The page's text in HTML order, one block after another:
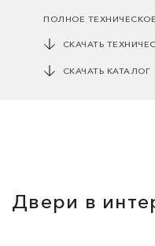
ПОЛНОЕ
СКАЧАТЬ
СКАЧАТЬ КАТАЛОГ
Двери в